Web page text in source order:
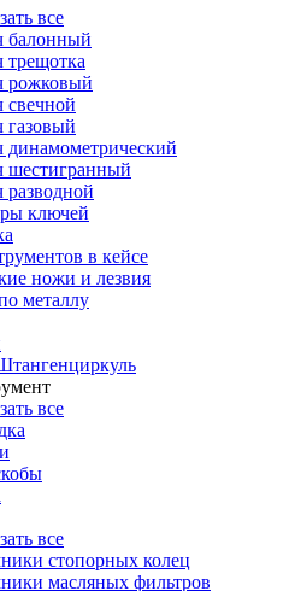
все
балонный
рожковый
шестигранный
ключей
в кейсе
ножи и лезвия
металлу
все
все
стопорных колец
масляных фильтров